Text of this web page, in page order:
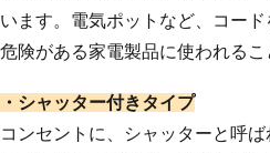
います。電気ポットなど、コー
危険がある家電製品に使われるこ
・シャッター付きタイプ
コンセントに、シャッターと呼